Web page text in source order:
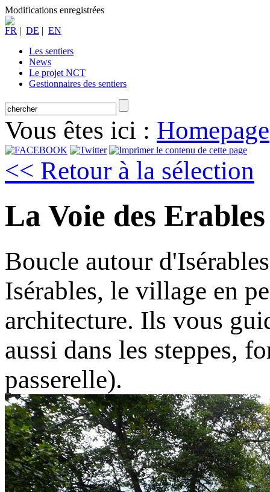
Modifications enregistrées
FR | DE | EN
Les sentiers
News
Le projet NCT
Gestionnaires des sentiers
Vous êtes ici : Homepage
<< Retour à la sélection
La Voie des Erables
Boucle autour d'Isérables
Isérables, le village en
architecture. Ils vous
aussi dans les steppes,
passerelle).